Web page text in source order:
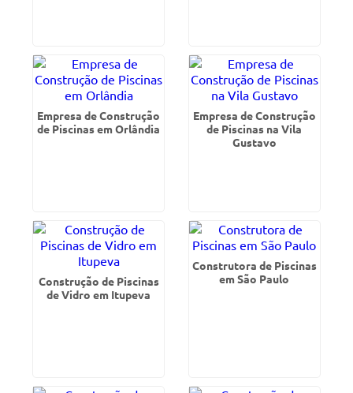
Empresa de Construção
de Piscinas em Orlândia
Empresa de Construção
de Piscinas na Vila
Gustavo
Construção de Piscinas
de Vidro em Itupeva
Construtora de Piscinas
em São Paulo